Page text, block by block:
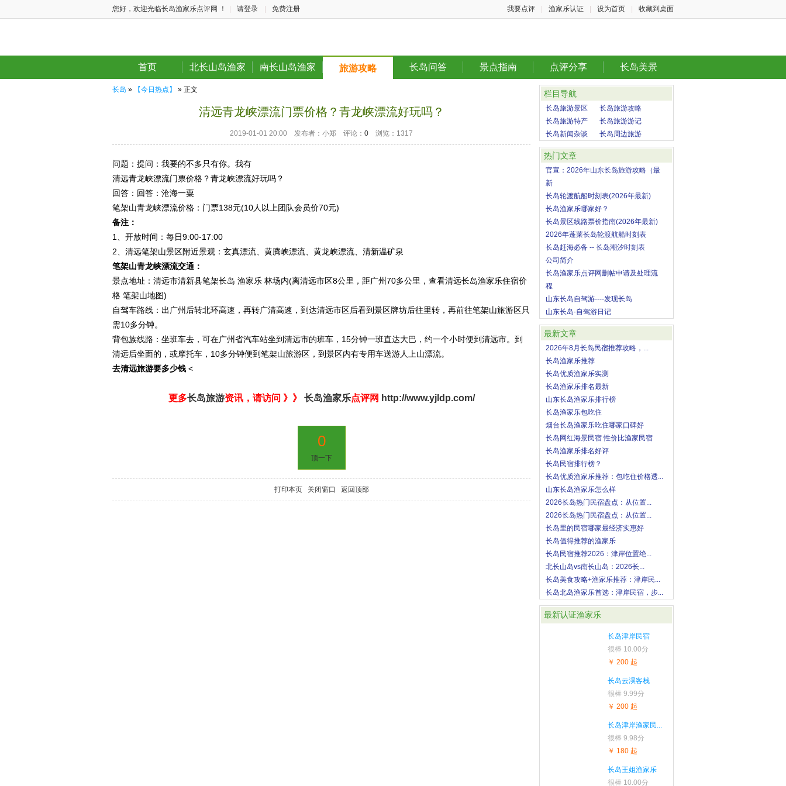
您好，欢迎光临长岛渔家乐点评网 ！ 请登录 免费注册 我要点评 渔家乐认证 设为首页 收藏到桌面
首页 北长山岛渔家 南长山岛渔家 旅游攻略 长岛问答 景点指南 点评分享 长岛美景
长岛 » 【今日热点】 » 正文
清远青龙峡漂流门票价格？青龙峡漂流好玩吗？
2019-01-01 20:00 发布者：小郑 评论： 0 浏览：1317
问题： 提问：我要的不多只有你。我有
清远青龙峡漂流门票价格？青龙峡漂流好玩吗？
回答： 回答：沧海一粟
笔架山青龙峡漂流价格：门票138元(10人以上团队会员价70元)
备注：
1、开放时间：每日9:00-17:00
2、清远笔架山景区附近景观：玄真漂流、黄腾峡漂流、黄龙峡漂流、清新温矿泉
笔架山青龙峡漂流交通：
景点地址：清远市清新县笔架长岛 渔家乐 林场内(离清远市区8公里，距广州70多公里，查看清远长岛渔家乐住宿价
格 笔架山地图)
自驾车路线：出广州后转北环高速，再转广清高速，到达清远市区后看到景区牌坊后往里转，再前往笔架山旅游区只
需10多分钟。
背包族线路：坐班车去，可在广州省汽车站坐到清远市的班车，15分钟一班直达大巴，约一个小时便到清远市。到
清远后坐面的，或摩托车，10多分钟便到笔架山旅游区，到景区内有专用车送游人上山漂流。
去清远旅游要多少钱 <
更多长岛旅游资讯，请访问 》》 长岛渔家乐点评网 http://www.yjldp.com/
0
顶一下
打印本页 关闭窗口 返回顶部
栏目导航
长岛旅游景区
长岛旅游攻略
长岛旅游特产
长岛旅游游记
长岛新闻杂谈
长岛周边旅游
热门文章
官宣：2026年山东长岛旅游攻略（最
新
长岛轮渡航船时刻表(2026年最新)
长岛渔家乐哪家好？
长岛景区线路票价指南(2026年最新)
2026年蓬莱长岛轮渡航船时刻表
长岛赶海必备 -- 长岛潮汐时刻表
公司简介
长岛渔家乐点评网删帖申请及处理流
程
山东长岛自驾游----发现长岛
山东长岛·自驾游日记
最新文章
2026年8月长岛民宿推荐攻略，...
长岛渔家乐推荐
长岛优质渔家乐实测
长岛渔家乐排名最新
山东长岛渔家乐排行榜
长岛渔家乐包吃住
烟台长岛渔家乐吃住哪家口碑好
长岛网红海景民宿 性价比渔家民宿
长岛渔家乐排名好评
长岛民宿排行榜？
长岛优质渔家乐推荐：包吃住价格透...
山东长岛渔家乐怎么样
2026长岛热门民宿盘点：从位置...
2026长岛热门民宿盘点：从位置...
长岛里的民宿哪家最经济实惠好
长岛值得推荐的渔家乐
长岛民宿推荐2026：津岸位置绝...
北长山岛vs南长山岛：2026长...
长岛美食攻略+渔家乐推荐：津岸民...
长岛北岛渔家乐首选：津岸民宿，步...
最新认证渔家乐
长岛津岸民宿
很棒 10.00分
￥ 200 起
长岛云淏客栈
很棒 9.99分
￥ 200 起
长岛津岸渔家民...
很棒 9.98分
￥ 180 起
长岛王姐渔家乐
很棒 10.00分